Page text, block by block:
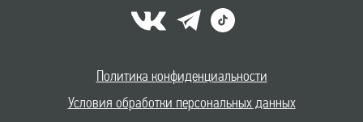
Политика конфиденциальности
Условия обработки персональных данных